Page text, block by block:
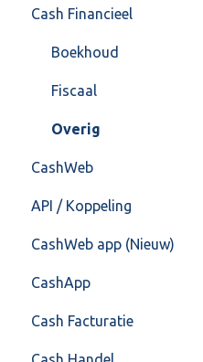
Bank(koppeling)
Import/Export
Postbus
Training & Consultancy
Overig
Cash Financieel
Boekhoud
Fiscaal
Overig
CashWeb
CashHero Layout
Mailen vanuit CASHWeb
Algemeen gebruik
API / Koppeling
Algemeen
Api 3.0 (SOAP API)
API 4.0 (REST API)
CashWeb app (Nieuw)
Veel gestelde vragen
CashApp
Cash Facturatie